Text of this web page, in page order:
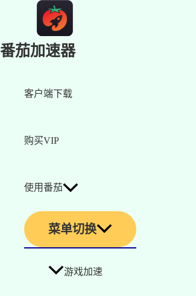
番茄加速器
客户端下载
购买VIP
使用番茄
菜单切换
游戏加速